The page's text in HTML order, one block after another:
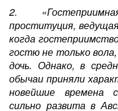
2.
проституция,
когда
гостю не только
дочь. Однако, в
обычаи приняли
новейшие времена
сильно развита в